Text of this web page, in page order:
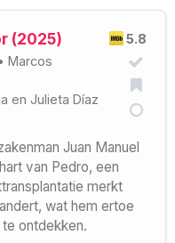
5.8
(2025)
Marcos
en Julieta Díaz
Juan Manuel
van Pedro, een
merkt
wat hem ertoe
ontdekken.